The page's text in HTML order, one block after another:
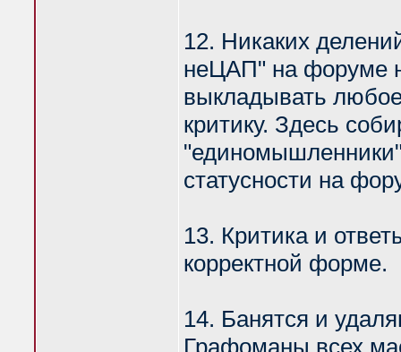
12. Никаких
неЦАП" на форуме
выкладывать
критику. Здесь
статусности на
13. Критика и
корректной форме.
14. Банятся и
Графоманы всех